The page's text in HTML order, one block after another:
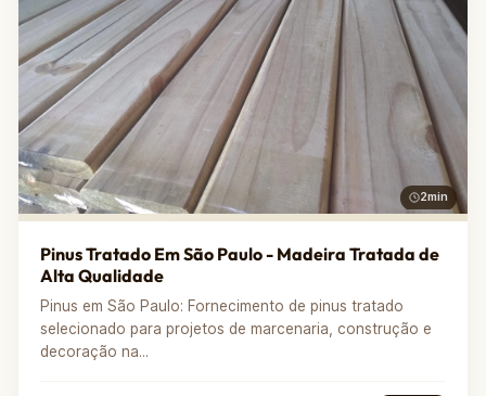
2min
Pinus Tratado Em São Paulo - Madeira Tratada de
Alta Qualidade
Pinus em São Paulo: Fornecimento de pinus tratado
selecionado para projetos de marcenaria, construção e
decoração na...